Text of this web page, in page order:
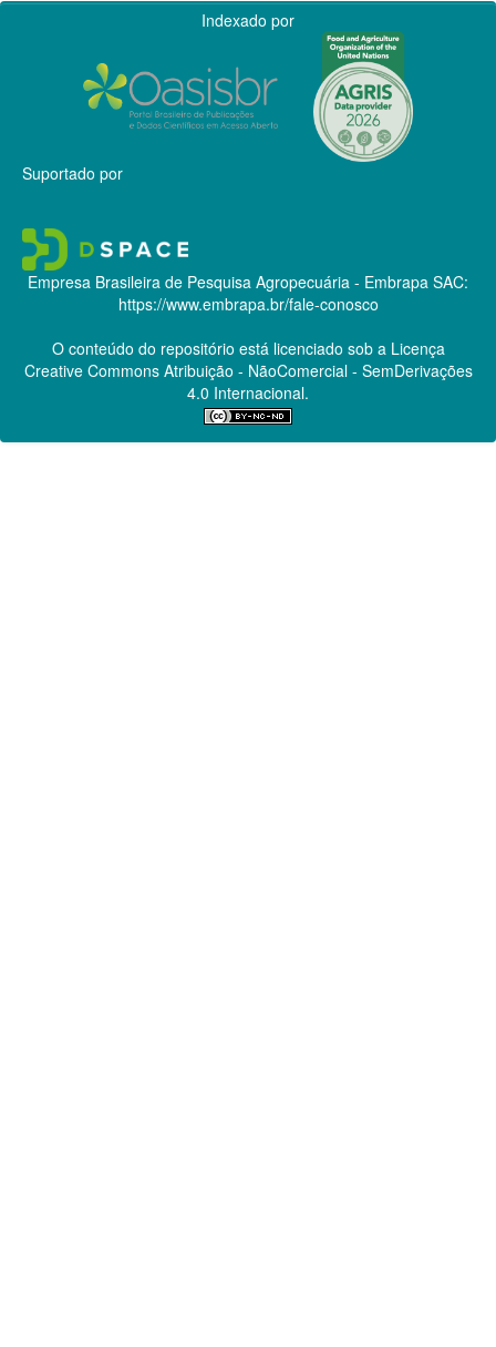
Indexado por
Suportado por
Empresa Brasileira de Pesquisa Agropecuária - Embrapa SAC:
https://www.embrapa.br/fale-conosco
O conteúdo do repositório está licenciado sob a Licença
Creative CommonsAtribuição - NãoComercial - SemDerivações
4.0 Internacional.